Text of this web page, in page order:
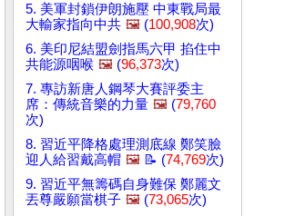
5. 美軍封鎖伊朗施壓 中東戰局最
大輸家指向中共 🖼️ (100,908次)
6. 美印尼結盟劍指馬六甲 掐住中
共能源咽喉 🖼️ (96,373次)
7. 專訪新唐人鋼琴大賽評委主
席：傳統音樂的力量 🖼️ (79,760
次)
8. 習近平降格處理測底線 鄭笑臉
迎人給習戴高帽 🖼️ 📝 (74,769次)
9. 習近平無籌碼自身難保 鄭麗文
丟尊嚴願當棋子 🖼️ (73,065次)